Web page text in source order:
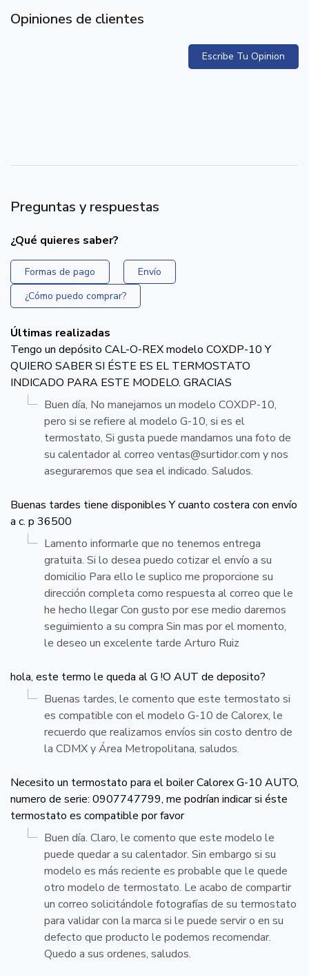
Opiniones de clientes
Escribe Tu Opinion
Preguntas y respuestas
¿Qué quieres saber?
Formas de pago
Envío
¿Cómo puedo comprar?
Últimas realizadas
Tengo un depósito CAL-O-REX modelo COXDP-10 Y
QUIERO SABER SI ÉSTE ES EL TERMOSTATO
INDICADO PARA ESTE MODELO. GRACIAS
Buen día, No manejamos un modelo COXDP-10,
pero si se refiere al modelo G-10, si es el
termostato, Si gusta puede mandarnos una foto de
su calentador al correoventas@surtidor.com y nos
aseguraremos que sea el indicado. Saludos.
Buenas tardes tiene disponibles Y cuanto costera con envío
a c. p 36500
Lamento informarle que no tenemos entrega
gratuita. Si lo desea puedo cotizar el envío a su
domicilio Para ello le suplico me proporcione su
dirección completa como respuesta al correo que le
he hecho llegar Con gusto por ese medio daremos
seguimiento a su compra Sin mas por el momento,
le deseo un excelente tarde Arturo Ruiz
hola, este termo le queda al G !O AUT de deposito?
Buenas tardes, le comento que este termostato si
es compatible con el modelo G-10 de Calorex, le
recuerdo que realizamos envíos sin costo dentro de
la CDMX y Área Metropolitana, saludos.
Necesito un termostato para el boiler Calorex G-10 AUTO,
numero de serie: 0907747799, me podrían indicar si éste
termostato es compatible por favor
Buen día. Claro, le comento que este modelo le
puede quedar a su calentador. Sin embargo si su
modelo es más reciente es probable que le quede
otro modelo de termostato. Le acabo de compartir
un correo solicitándole fotografías de su termostato
para validar con la marca si le puede servir o en su
defecto que producto le podemos recomendar.
Quedo a sus ordenes, saludos.